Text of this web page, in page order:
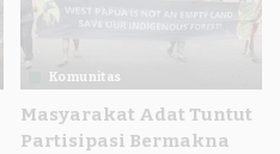
Komunitas
Masyarakat Adat Tuntut
Partisipasi Bermakna